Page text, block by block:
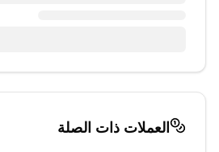
العملات ذات الصلة